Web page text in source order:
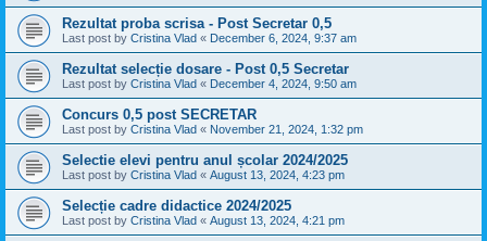
Rezultat proba scrisa - Post Secretar 0,5
Last post by Cristina Vlad « December 6, 2024, 9:37 am
Rezultat selecție dosare - Post 0,5 Secretar
Last post by Cristina Vlad « December 4, 2024, 9:50 am
Concurs 0,5 post SECRETAR
Last post by Cristina Vlad « November 21, 2024, 1:32 pm
Selectie elevi pentru anul școlar 2024/2025
Last post by Cristina Vlad « August 13, 2024, 4:23 pm
Selecție cadre didactice 2024/2025
Last post by Cristina Vlad « August 13, 2024, 4:21 pm